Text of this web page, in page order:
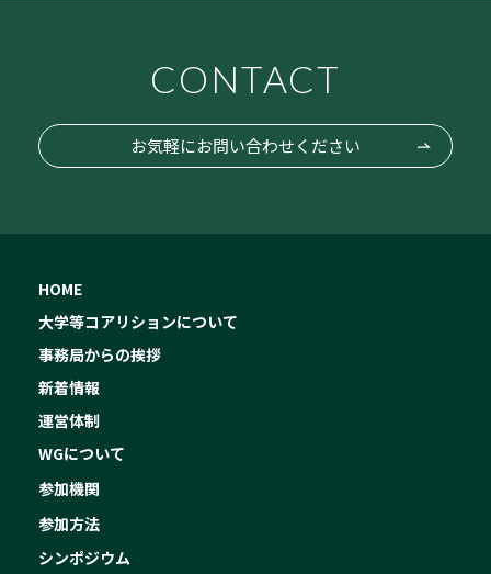
CONTACT
お気軽にお問い合わせください
HOME
大学等コアリションについて
事務局からの挨拶
新着情報
運営体制
WGについて
参加機関
参加方法
シンポジウム